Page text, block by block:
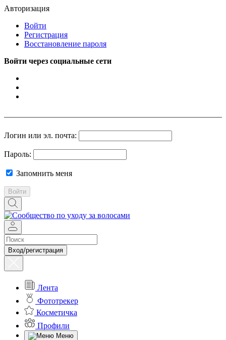
Авторизация
Войти
Регистрация
Восстановление пароля
Войти через социальные сети
Логин или эл. почта:
Пароль:
Запомнить меня
Войти
Вход/регистрация
Лента
Фототрекер
Косметичка
Профили
Меню